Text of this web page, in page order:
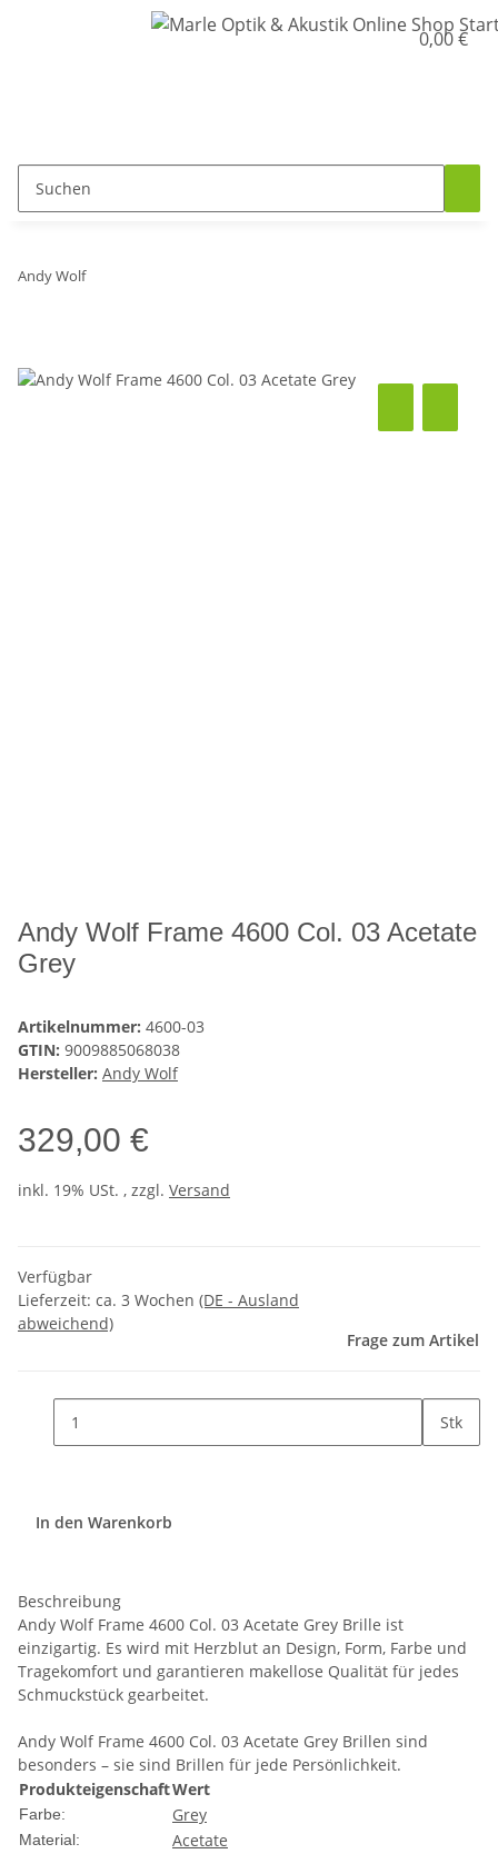
0,00 €
Andy Wolf
Andy Wolf Frame 4600 Col. 03 Acetate
Grey
Artikelnummer: 4600-03
GTIN: 9009885068038
Hersteller: Andy Wolf
329,00 €
inkl. 19% USt. , zzgl. Versand
Verfügbar
Lieferzeit: ca. 3 Wochen (DE - Ausland
abweichend)
Frage zum Artikel
Stk
In den Warenkorb
Beschreibung
Andy Wolf Frame 4600 Col. 03 Acetate Grey Brille ist
einzigartig. Es wird mit Herzblut an Design, Form, Farbe und
Tragekomfort und garantieren makellose Qualität für jedes
Schmuckstück gearbeitet.
Andy Wolf Frame 4600 Col. 03 Acetate Grey Brillen sind
besonders – sie sind Brillen für jede Persönlichkeit.
ProdukteigenschaftWert
Farbe: Grey
Material: Acetate